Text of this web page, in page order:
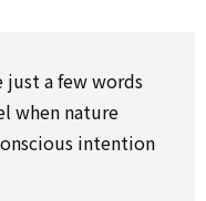
justa fewwords
when nature
intention